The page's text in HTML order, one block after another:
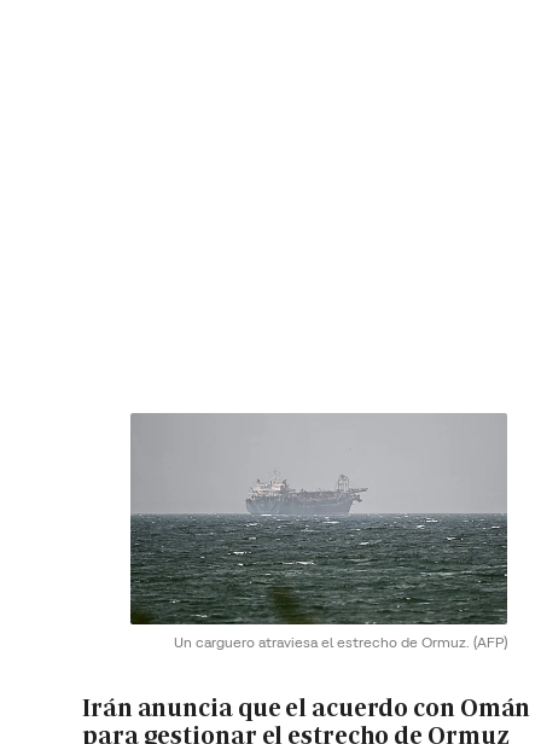
Un carguero atraviesa el estrecho de Ormuz. (AFP)
Irán anuncia que el acuerdo con Omán
para gestionar el estrecho de Ormuz